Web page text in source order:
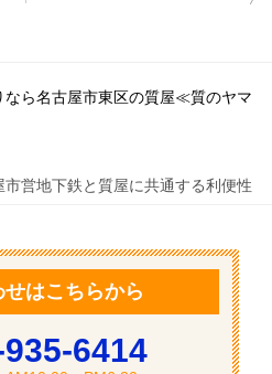
なら名古屋市東区の質屋≪質のヤマ
市営地下鉄と質屋に共通する利便性
はこちらから
6414